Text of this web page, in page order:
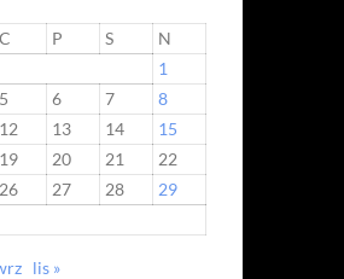
C P S
N
1
5 6 7
8
12 13 14
15
19 20 21
22
26 27 28
29
lis »